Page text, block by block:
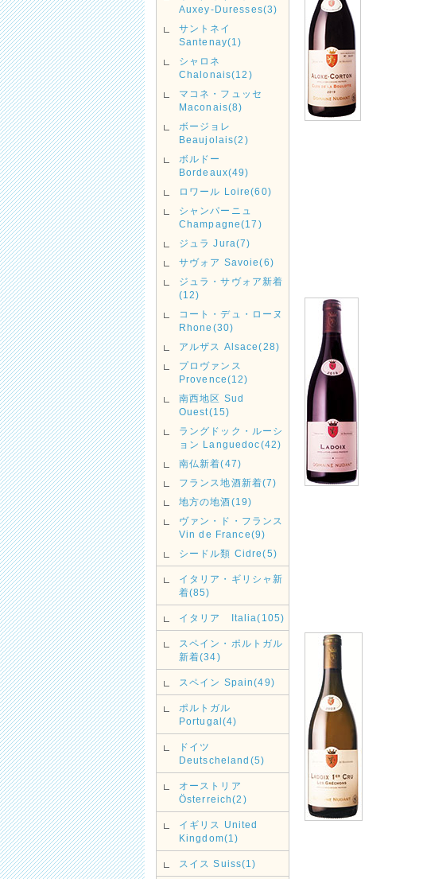
Auxey-Duresses(3)
サントネイ
Santenay(1)
シャロネ
Chalonais(12)
マコネ・フュッセ
Maconais(8)
ボージョレ
Beaujolais(2)
ボルドー
Bordeaux(49)
ロワール Loire(60)
シャンパーニュ
Champagne(17)
ジュラ Jura(7)
サヴォア Savoie(6)
ジュラ・サヴォア新着
(12)
コート・デュ・ローヌ
Rhone(30)
アルザス Alsace(28)
プロヴァンス
Provence(12)
南西地区 Sud
Ouest(15)
ラングドック・ルーシ
ョン Languedoc(42)
南仏新着(47)
フランス地酒新着(7)
地方の地酒(19)
ヴァン・ド・フランス
Vin de France(9)
シードル類 Cidre(5)
イタリア・ギリシャ新
着(85)
イタリア Italia(105)
スペイン・ポルトガル
新着(34)
スペイン Spain(49)
ポルトガル
Portugal(4)
ドイツ
Deutscheland(5)
オーストリア
Österreich(2)
イギリス United
Kingdom(1)
スイス Suiss(1)